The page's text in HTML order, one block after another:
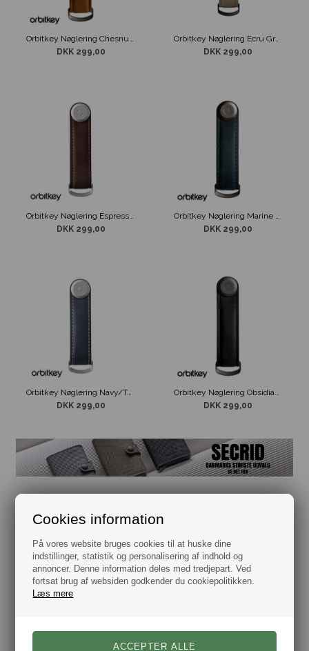
Cookies information
På vores website bruges cookies til at huske dine
indstillinger, statistik og personalisering af indhold og
annoncer. Denne information deles med tredjepart. Ved
fortsat brug af websiden godkender du cookiepolitikken.
Læs mere
Orbitkey Nøglering Chesnut Brown Læder
DKK 299,00
Orbitkey Nøglering Ecru Grå & Sort
DKK 299,00
DKK 299,00
DKK 299,00
Orbitkey Nøglering Navy/Tan
DKK 299,00
Orbitkey Nøglering Obsidian Black & Red
DKK 299,00